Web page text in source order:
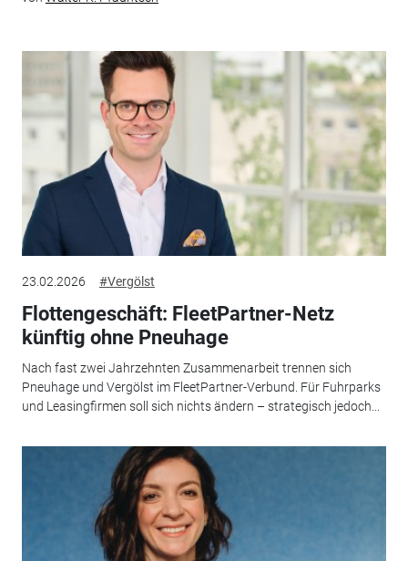
23.02.2026 #Vergölst
Flottengeschäft: FleetPartner-Netz
künftig ohne Pneuhage
Nach fast zwei Jahrzehnten Zusammenarbeit trennen sich
Pneuhage und Vergölst im FleetPartner-Verbund. Für Fuhrparks
und Leasingfirmen soll sich nichts ändern – strategisch jedoch...